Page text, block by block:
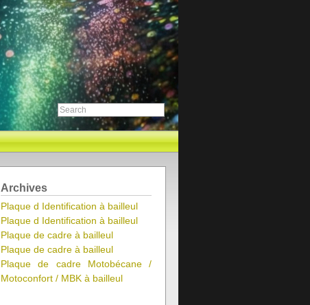
Archives
Plaque d Identification à bailleul
Plaque d Identification à bailleul
Plaque de cadre à bailleul
Plaque de cadre à bailleul
Plaque de cadre Motobécane /
Motoconfort / MBK à bailleul